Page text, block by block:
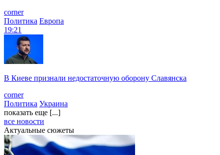
corner
Политика Европа
19:21
В Киеве признали недостаточную оборону Славянска
corner
Политика Украина
показать еще [...]
все новости
Актуальные сюжеты